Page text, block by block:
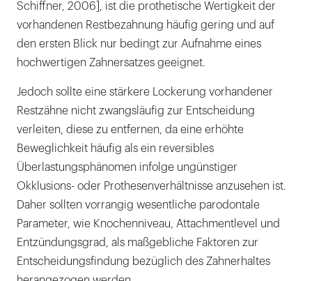
Schiffner, 2006], ist die prothetische Wertigkeit der
vorhandenen Restbezahnung häufig gering und auf
den ersten Blick nur bedingt zur Aufnahme eines
hochwertigen Zahnersatzes geeignet.
Jedoch sollte eine stärkere Lockerung vorhandener
Restzähne nicht zwangsläufig zur Entscheidung
verleiten, diese zu entfernen, da eine erhöhte
Beweglichkeit häufig als ein reversibles
Überlastungsphänomen infolge ungünstiger
Okklusions- oder Prothesenverhältnisse anzusehen ist.
Daher sollten vorrangig wesentliche parodontale
Parameter, wie Knochenniveau, Attachmentlevel und
Entzündungsgrad, als maßgebliche Faktoren zur
Entscheidungsfindung bezüglich des Zahnerhaltes